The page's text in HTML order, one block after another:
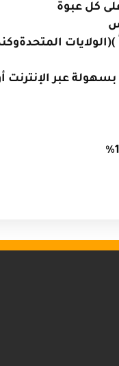
كل عبوة
العربية ) ( اوروبا 5-7 يوماً )(الولايات
عبر الإنترنت
%